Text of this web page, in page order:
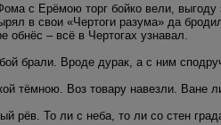
с Ерёмою торг бойко вели,
в свои «Чертоги разума» да
обнёс – всё в Чертогах узнавал.
брали. Вроде дурак, а с ним
тёмною. Воз товару навезли. Ване
рёв. То ли с неба, то ли со стен